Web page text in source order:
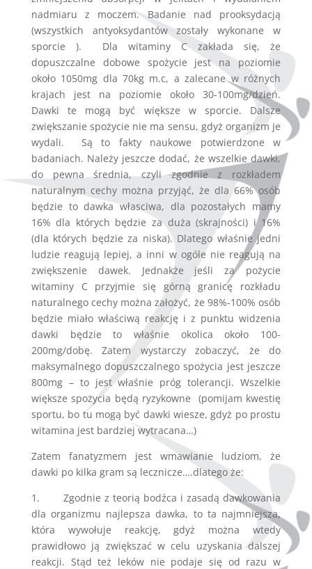
nadmiaru z moczem. Badanie nad prooksydacją
(wszystkich antyoksydantów zostały wykonane w
sporcie ). Dla witaminy C zakłada się, że
dopuszczalne dobowe spożycie jest na poziomie
około 1050mg dla 70kg m.c, a zalecane w różnych
krajach jest na poziomie około 30-100mg/dzień.
Dawki te mogą być większe w sporcie. Dalsze
zwiększanie spożycie nie ma sensu, gdyż organizm je
wydali. Są to fakty naukowe potwierdzone w
badaniach. Należy jeszcze dodać, że wszelkie dawki,
do pewna średnia, czyli zgodnie z rozkładem
naturalnym cechy można przyjąć, że dla 66% osób
będzie to dawka własciwa, dla pozostałych mamy
16% dla których będzie za duża (skrajności) i 16%
(dla których będzie za niska). Dlatego właśnie jedni
ludzie reagują lepiej, a inni w ogóle nie reagują na
zwiększenie dawek. Jednakże jeśli za pożycie
witaminy C przyjmie się górną granicę rozkładu
naturalnego cechy można założyć, że 98%-100% osób
będzie miało właściwą reakcję i z punktu widzenia
dawki będzie to właśnie okolica około 100-
200mg/dobę. Zatem wystarczy zobaczyć, że do
maksymalnego dopuszczalnego spożycia jest jeszcze
800mg – to jest właśnie próg tolerancji. Wszelkie
większe spożycia będą ryzykowne (pomijam kwestię
sportu, bo tu mogą być dawki wiesze, gdyż po prostu
witamina jest bardziej wytracana…)
Zatem fanatyzmem jest wmawianie ludziom, że
dawki po kilka gram są lecznicze….dlatego że:
1. Zgodnie z teorią bodźca i zasadą dawkowania
dla organizmu najlepsza dawka, to ta najmniejsza,
która wywołuje reakcję, gdyż można wtedy
prawidłowo ją zwiększać w celu uzyskania dalszej
reakcji. Stąd też leków nie podaje się od razu w